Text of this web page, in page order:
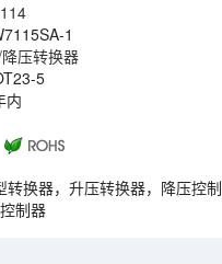
1
压转换器
5
内
转换器，升压转换器，降压控制
制器